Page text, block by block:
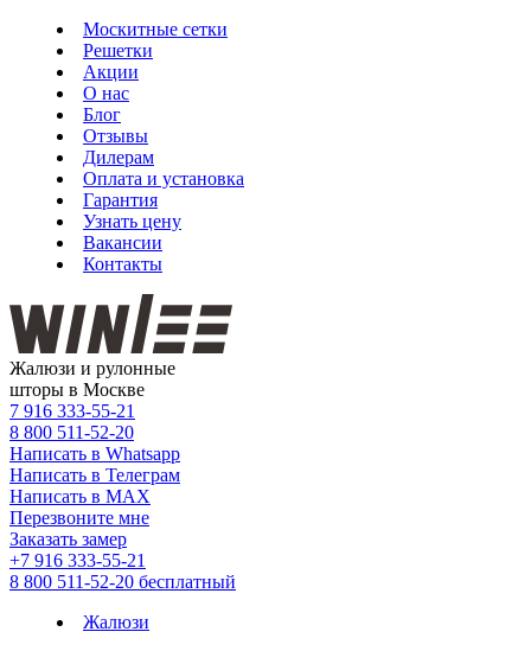
Москитные сетки
Решетки
Акции
О нас
Блог
Отзывы
Дилерам
Оплата и установка
Гарантия
Узнать цену
Вакансии
Контакты
Жалюзи и рулонные
шторы в Москве
7 916 333-55-21
8 800 511-52-20
Написать в Whatsapp
Написать в Телеграм
Написать в MAX
Перезвоните мне
Заказать замер
+7 916 333-55-21
8 800 511-52-20 бесплатный
Жалюзи